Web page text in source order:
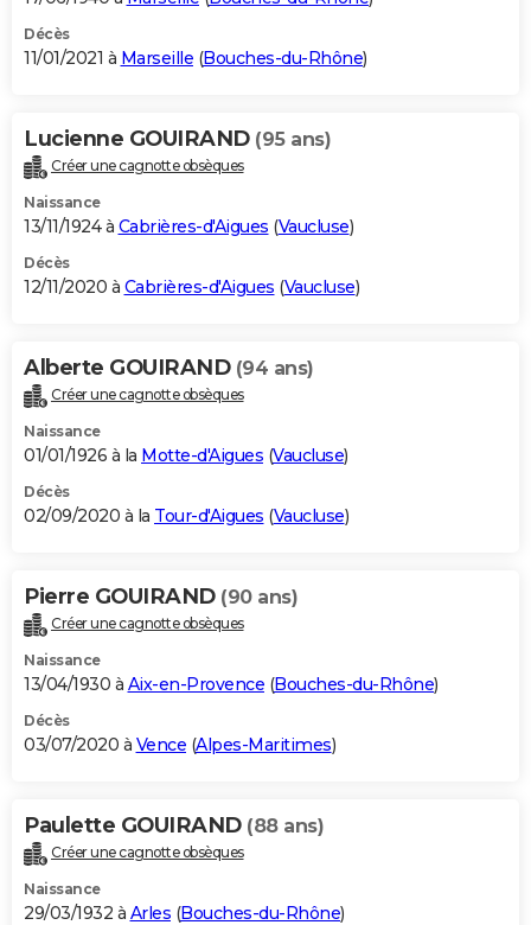
Décès
11/01/2021 à Marseille (Bouches-du-Rhône)
Lucienne GOUIRAND (95 ans)
Créer une cagnotte obsèques
Naissance
13/11/1924 à Cabrières-d'Aigues (Vaucluse)
Décès
12/11/2020 à Cabrières-d'Aigues (Vaucluse)
Alberte GOUIRAND (94 ans)
Créer une cagnotte obsèques
Naissance
01/01/1926 à la Motte-d'Aigues (Vaucluse)
Décès
02/09/2020 à la Tour-d'Aigues (Vaucluse)
Pierre GOUIRAND (90 ans)
Créer une cagnotte obsèques
Naissance
13/04/1930 à Aix-en-Provence (Bouches-du-Rhône)
Décès
03/07/2020 à Vence (Alpes-Maritimes)
Paulette GOUIRAND (88 ans)
Créer une cagnotte obsèques
Naissance
29/03/1932 à Arles (Bouches-du-Rhône)